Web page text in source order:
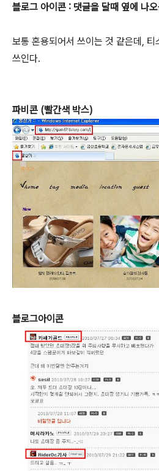
블로그 아이콘 : 댓글을 달때 옆에 나
보통 혼용되어서 쓰이는 것 같은데,
쓰인다.
파비콘 (빨간색 박스)
블로그아이콘